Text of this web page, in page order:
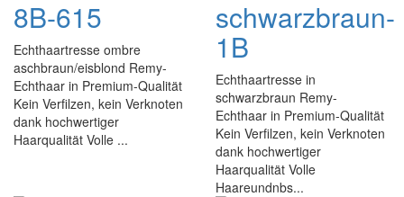
8B-615
Echthaartresse ombre
aschbraun/eisblond Remy-
Echthaar in Premium-Qualität
Kein Verfilzen, kein Verknoten
dank hochwertiger
Haarqualität Volle ...
schwarzbraun-
1B
Echthaartresse in
schwarzbraun Remy-
Echthaar in Premium-Qualität
Kein Verfilzen, kein Verknoten
dank hochwertiger
Haarqualität Volle
Haareundnbs...